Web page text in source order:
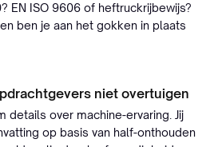
EN ISO 9606 of heftruckrijbewijs?
ben je aan het gokken in plaats
niet overtuigen
details over machine-ervaring. Jij
op basis van half-onthouden